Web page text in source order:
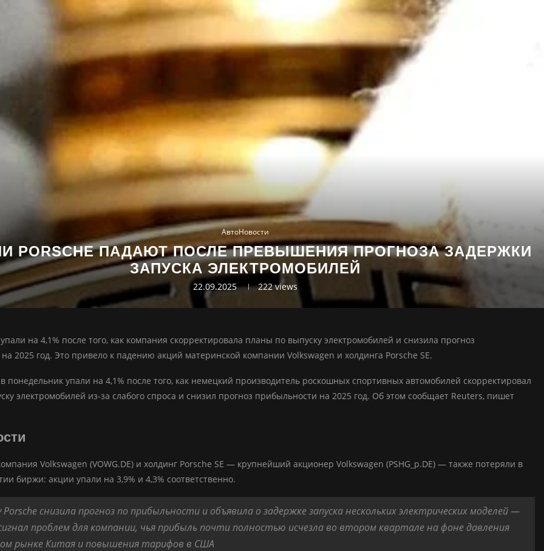
АвтоНовости
PORSCHE ПАДАЮТ ПОСЛЕ ПРЕВЫШЕНИЯ ПРОГНОЗА ЗАДЕРЖКИ
ЗАПУСКА ЭЛЕКТРОМОБИЛЕЙ
22.09.2025 222views
на 4,1% после того, как компания скорректировала планы по выпуску электромобилей и снизила прогноз
2025 год. Это привело к падению акций материнской компании Volkswagen и холдинга Porsche SE.
понедельник упали на 4,1% после того, как немецкий производитель роскошных спортивных автомобилей скорректировал
электромобилей из-за слабого спроса и снизил прогноз прибыльности на 2025 год. Об этом сообщает Reuters, пишет
Volkswagen (VOWG.DE) и холдинг Porsche SE — крупнейший акционер Volkswagen (PSHG_p.DE) — также потеряли в
биржи: акции упали на 3,9% и 4,3% соответственно.
снизила прогноз по прибыльности и объявила о задержке запуска нескольких электрических моделей —
проблем для компании, чья прибыль почти полностью исчезла во втором квартале на фоне давления
рынке Китая и повышения тарифов в США